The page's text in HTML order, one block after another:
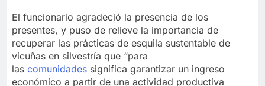
El funcionario agradeció la presencia de los
presentes, y puso de relieve la importancia de
recuperar las prácticas de esquila sustentable de
vicuñas en silvestría que “para
las comunidades significa garantizar un ingreso
económico a partir de una actividad productiva